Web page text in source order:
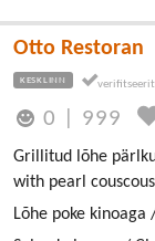
Otto Restoran
KESKLINN
0 999
Grillitud lõhe
with pearl
Lõhe poke